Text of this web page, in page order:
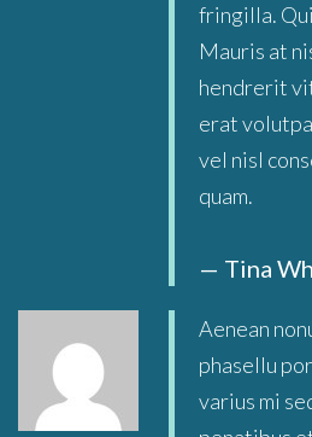
fringilla.
Mauris at
hendrerit
erat
vel nisl
quam.
Tina
Aenean
phasellu
varius mi